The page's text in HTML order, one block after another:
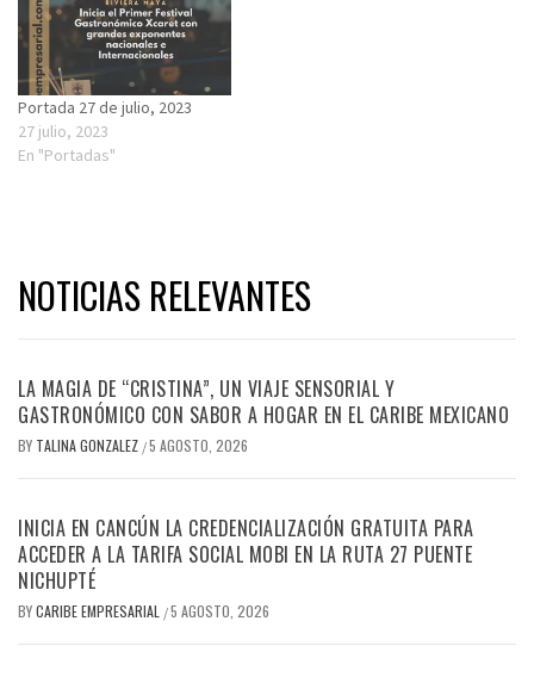
Portada 27 de julio, 2023
27 julio, 2023
En "Portadas"
NOTICIAS RELEVANTES
LA MAGIA DE “CRISTINA”, UN VIAJE SENSORIAL Y
GASTRONÓMICO CON SABOR A HOGAR EN EL CARIBE MEXICANO
BY TALINA GONZALEZ /5 AGOSTO, 2026
INICIA EN CANCÚN LA CREDENCIALIZACIÓN GRATUITA PARA
ACCEDER A LA TARIFA SOCIAL MOBI EN LA RUTA 27 PUENTE
NICHUPTÉ
BYCARIBE EMPRESARIAL /5 AGOSTO, 2026